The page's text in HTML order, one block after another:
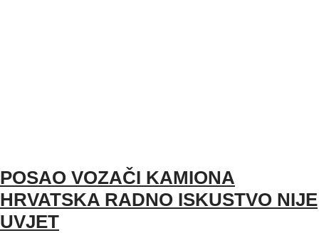
POSAO VOZAČI KAMIONA
HRVATSKA RADNO ISKUSTVO NIJE
UVJET